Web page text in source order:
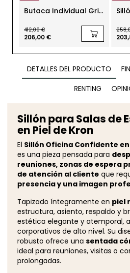
Butaca Individual Gris
Inclass - EXPRESS
412,00 €
206,00 €
DETALLES DEL PRODUCTO
RENTING
Sillón para Salas de
en Piel de Kron
El Sillón Oficina Confidente
es una pieza pensada para
reuniones, zonas de espera
de atención al cliente que
presencia y una imagen
Tapizado íntegramente en piel
estructura, asiento, respaldo y
estética elegante y atemporal,
corporativos de alto nivel. Su
robusto ofrece una sentada
ideal para reuniones, visitas o
prolongadas.